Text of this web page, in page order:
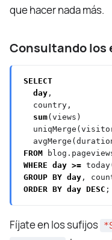
que hacer nada más.
Consultando los
SELECT
day ,
country,
sum(views)
FROM
WHERE day >=
GROUP BY day ,
ORDER BY day DESC ;
Fíjate en los sufijos